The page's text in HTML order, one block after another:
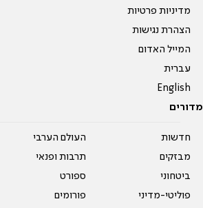
מדיניות פרטיות
הצהרת נגישות
המייל האדום
עברית
English
מדורים
חדשות
מבזקים
ביטחוני
פוליטי-מדיני
העולם הערבי
תרבות ופנאי
ספורט
פורומים